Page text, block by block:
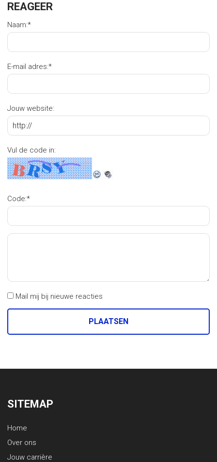
REAGEER
Naam:*
E-mail adres:*
Jouw website:
Vul de code in:
Code:*
Mail mij bij nieuwe reacties
SITEMAP
Home
Over ons
Jouw carrière